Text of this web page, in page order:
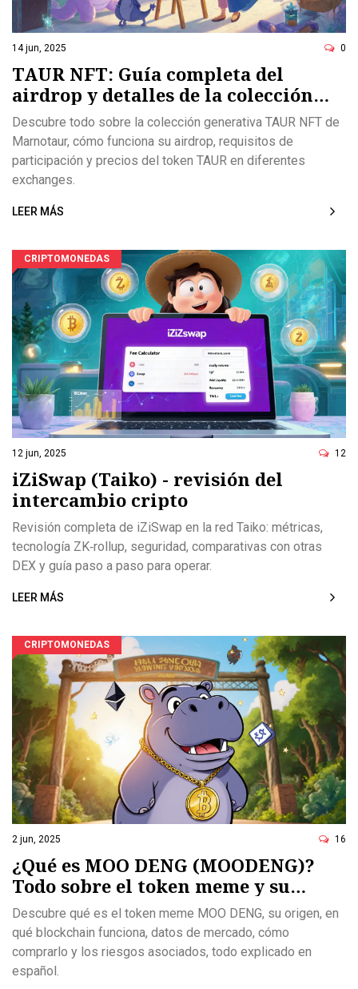
ó
n
14 jun, 2025 0
TAUR NFT: Guía completa del
airdrop y detalles de la colección
generativa de Marnotaur
Descubre todo sobre la colección generativa TAUR NFT de
Marnotaur, cómo funciona su airdrop, requisitos de
participación y precios del token TAUR en diferentes
exchanges.
LEER MÁS
CRIPTOMONEDAS
12 jun, 2025 12
iZiSwap (Taiko) - revisión del
intercambio cripto
Revisión completa de iZiSwap en la red Taiko: métricas,
tecnología ZK‑rollup, seguridad, comparativas con otras
DEX y guía paso a paso para operar.
LEER MÁS
CRIPTOMONEDAS
2 jun, 2025 16
¿Qué es MOO DENG (MOODENG)?
Todo sobre el token meme y su
evolución
Descubre qué es el token meme MOO DENG, su origen, en
qué blockchain funciona, datos de mercado, cómo
comprarlo y los riesgos asociados, todo explicado en
español.